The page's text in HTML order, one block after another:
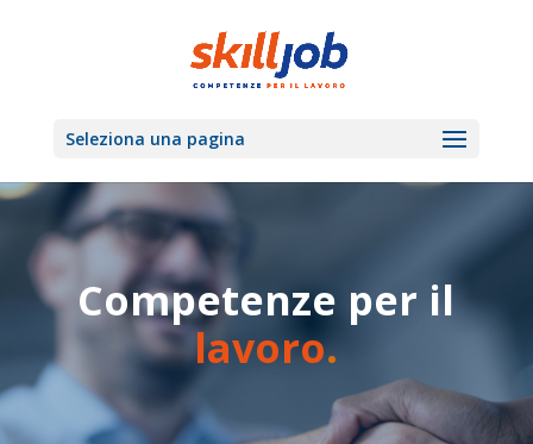
Seleziona una pagina
Competenze per il
lavoro.